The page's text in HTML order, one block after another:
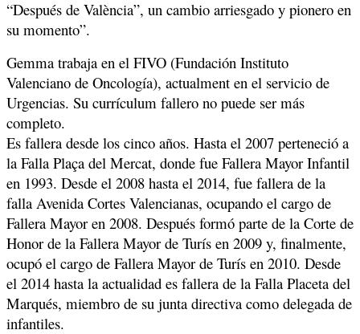
“Después de València”, un cambio arriesgado y pionero en
su momento”.
Gemma trabaja en el FIVO (Fundación Instituto
Valenciano de Oncología), actualment en el servicio de
Urgencias. Su currículum fallero no puede ser más
completo.
Es fallera desde los cinco años. Hasta el 2007 perteneció a
la Falla Plaça del Mercat, donde fue Fallera Mayor Infantil
en 1993. Desde el 2008 hasta el 2014, fue fallera de la
falla Avenida Cortes Valencianas, ocupando el cargo de
Fallera Mayor en 2008. Después formó parte de la Corte de
Honor de la Fallera Mayor de Turís en 2009 y, finalmente,
ocupó el cargo de Fallera Mayor de Turís en 2010. Desde
el 2014 hasta la actualidad es fallera de la Falla Placeta del
Marqués, miembro de su junta directiva como delegada de
infantiles.